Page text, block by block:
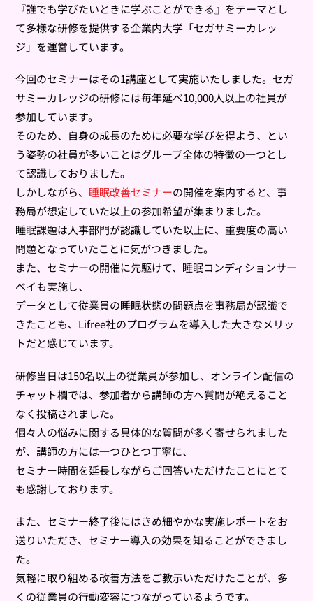
『誰でも学びたいときに学ぶことができる』をテーマとし
て多様な研修を提供する企業内大学「セガサミーカレッ
ジ」を運営しています。
今回のセミナーはその1講座として実施いたしました。セガ
サミーカレッジの研修には毎年延べ10,000人以上の社員が
参加しています。
そのため、自身の成長のために必要な学びを得よう、とい
う姿勢の社員が多いことはグループ全体の特徴の一つとし
て認識しておりました。
しかしながら、 睡眠改善セミナーの開催を案内すると、事
務局が想定していた以上の参加希望が集まりました。
睡眠課題は人事部門が認識していた以上に、重要度の高い
問題となっていたことに気がつきました。
また、セミナーの開催に先駆けて、睡眠コンディションサー
ベイも実施し、
データとして従業員の睡眠状態の問題点を事務局が認識で
きたことも、Lifree社のプログラムを導入した大きなメリッ
トだと感じています。
研修当日は150名以上の従業員が参加し、オンライン配信の
チャット欄では、参加者から講師の方へ質問が絶えること
なく投稿されました。
個々人の悩みに関する具体的な質問が多く寄せられました
が、講師の方には一つひとつ丁寧に、
セミナー時間を延長しながらご回答いただけたことにとて
も感謝しております。
また、セミナー終了後にはきめ細やかな実施レポートをお
送りいただき、セミナー導入の効果を知ることができまし
た。
気軽に取り組める改善方法をご教示いただけたことが、多
くの従業員の行動変容につながっているようです。